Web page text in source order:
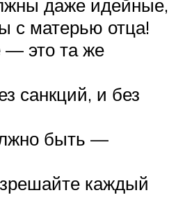
даже идейные,
с матерью отца!
— это та же
санкций, и без
быть —
каждый